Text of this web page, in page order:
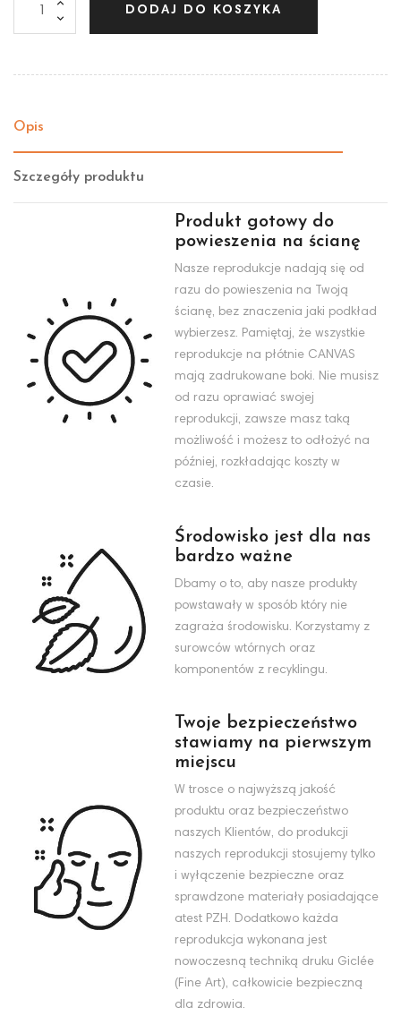
DODAJ DO KOSZYKA
Opis
Szczegóły produktu
Produkt gotowy do
powieszenia na ścianę
Nasze reprodukcje nadają się od
razu do powieszenia na Twoją
ścianę, bez znaczenia jaki podkład
wybierzesz. Pamiętaj, że wszystkie
reprodukcje na płótnie CANVAS
mają zadrukowane boki. Nie musisz
od razu oprawiać swojej
reprodukcji, zawsze masz taką
możliwość i możesz to odłożyć na
później, rozkładając koszty w
czasie.
Środowisko jest dla nas
bardzo ważne
Dbamy o to, aby nasze produkty
powstawały w sposób który nie
zagraża środowisku. Korzystamy z
surowców wtórnych oraz
komponentów z recyklingu.
Twoje bezpieczeństwo
stawiamy na pierwszym
miejscu
W trosce o najwyższą jakość
produktu oraz bezpieczeństwo
naszych Klientów, do produkcji
naszych reprodukcji stosujemy tylko
i wyłączenie bezpieczne oraz
sprawdzone materiały posiadające
atest PZH. Dodatkowo każda
reprodukcja wykonana jest
nowoczesną techniką druku Giclée
(Fine Art), całkowicie bezpieczną
dla zdrowia.